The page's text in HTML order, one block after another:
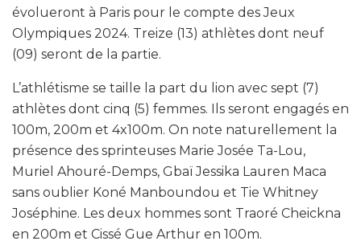
évolueront à Paris pour le compte des Jeux
Olympiques 2024. Treize (13) athlètes dont neuf
(09) seront de la partie.
L’athlétisme se taille la part du lion avec sept (7)
athlètes dont cinq (5) femmes. Ils seront engagés en
100m, 200m et 4x100m. On note naturellement la
présence des sprinteuses Marie Josée Ta-Lou,
Muriel Ahouré-Demps, Gbaï Jessika Lauren Maca
sans oublier Koné Manboundou et Tie Whitney
Joséphine. Les deux hommes sont Traoré Cheickna
en 200m et Cissé Gue Arthur en 100m.